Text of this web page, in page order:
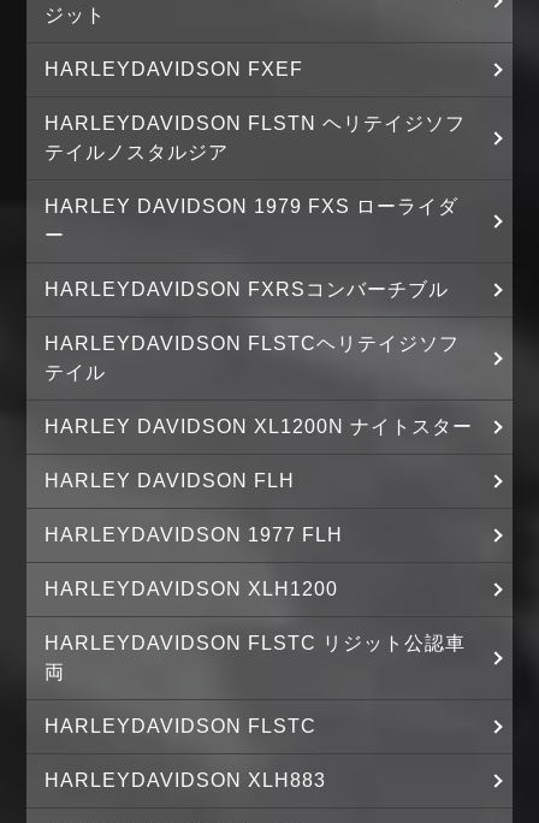
ジット
HARLEYDAVIDSON FXEF
HARLEYDAVIDSON FLSTN ヘリテイジソフ
テイルノスタルジア
HARLEY DAVIDSON 1979 FXS ローライダ
ー
HARLEYDAVIDSON FXRSコンバーチブル
HARLEYDAVIDSON FLSTCヘリテイジソフ
テイル
HARLEY DAVIDSON XL1200N ナイトスター
HARLEY DAVIDSON FLH
HARLEYDAVIDSON 1977 FLH
HARLEYDAVIDSON XLH1200
HARLEYDAVIDSON FLSTC リジット公認車
両
HARLEYDAVIDSON FLSTC
HARLEYDAVIDSON XLH883